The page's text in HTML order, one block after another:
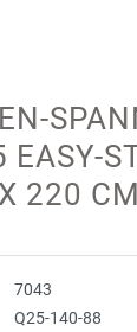
EASY-
220 CM
7043
Q25-140-88